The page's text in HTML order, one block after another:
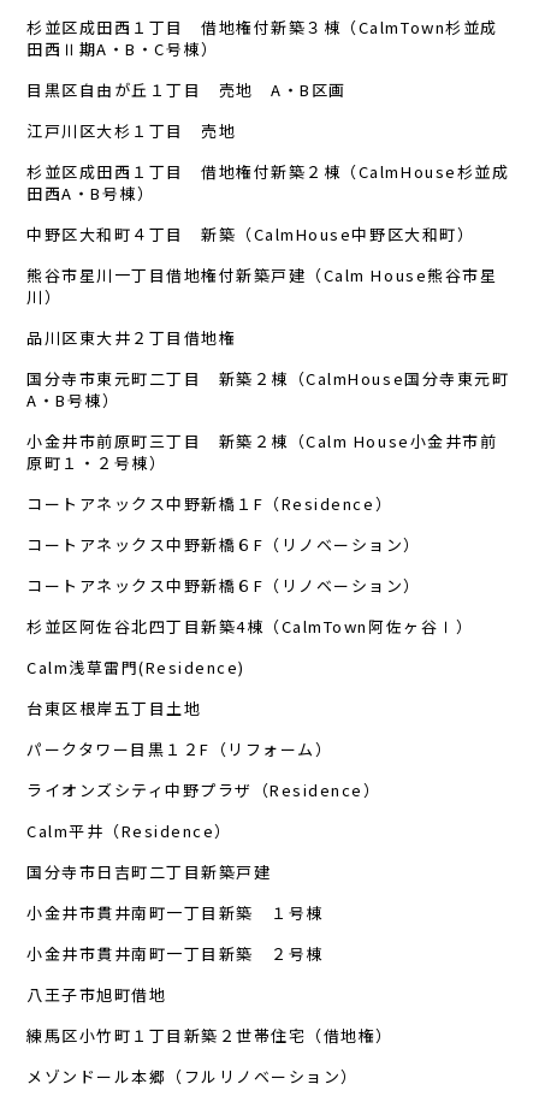
杉並区成田西１丁目 借地権付新築３棟（CalmTown杉並成
田西Ⅱ期A・B・C号棟）
目黒区自由が丘１丁目 売地 A・B区画
江戸川区大杉１丁目 売地
杉並区成田西１丁目 借地権付新築２棟（CalmHouse杉並成
田西A・B号棟）
中野区大和町４丁目 新築（CalmHouse中野区大和町）
熊谷市星川一丁目借地権付新築戸建（Calm House熊谷市星
川）
品川区東大井２丁目借地権
国分寺市東元町二丁目 新築２棟（CalmHouse国分寺東元町
A・B号棟）
小金井市前原町三丁目 新築２棟（Calm House小金井市前
原町１・２号棟）
コートアネックス中野新橋１F（Residence）
コートアネックス中野新橋６F（リノベーション）
コートアネックス中野新橋６F（リノベーション）
杉並区阿佐谷北四丁目新築4棟（CalmTown阿佐ヶ谷Ⅰ）
Calm浅草雷門(Residence)
台東区根岸五丁目土地
パークタワー目黒１２F（リフォーム）
ライオンズシティ中野プラザ（Residence）
Calm平井（Residence）
国分寺市日吉町二丁目新築戸建
小金井市貫井南町一丁目新築 １号棟
小金井市貫井南町一丁目新築 ２号棟
八王子市旭町借地
練馬区小竹町１丁目新築２世帯住宅（借地権）
メゾンドール本郷（フルリノベーション）